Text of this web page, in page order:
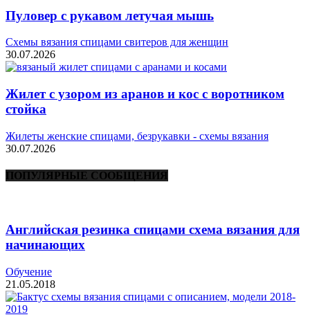
Пуловер с рукавом летучая мышь
Схемы вязания спицами свитеров для женщин
30.07.2026
Жилет с узором из аранов и кос с воротником
стойка
Жилеты женские спицами, безрукавки - схемы вязания
30.07.2026
ПОПУЛЯРНЫЕ СООБЩЕНИЯ
Английская резинка спицами схема вязания для
начинающих
Обучение
21.05.2018